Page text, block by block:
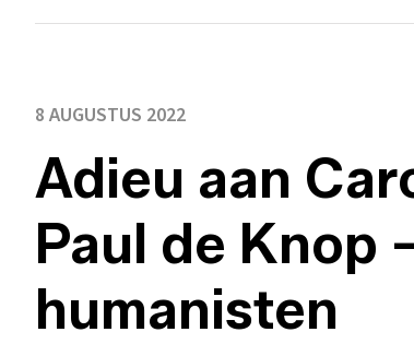
8 AUGUSTUS 2022
Adieu aan
Paul de Knop
humanisten